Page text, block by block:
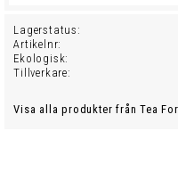
Lagerstatus
Artikelnr
Ekologisk
Tillverkare
Visa alla produkter från Tea